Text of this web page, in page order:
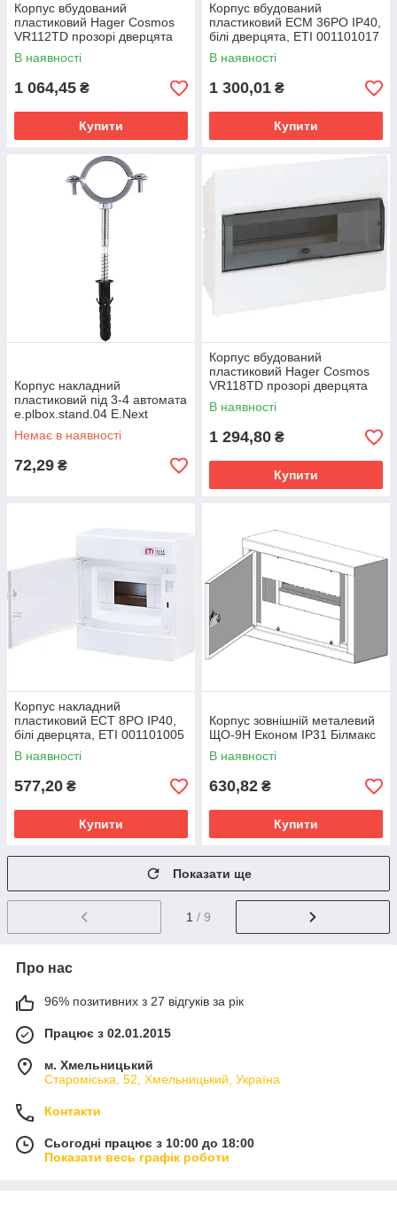
Корпус вбудований
пластиковий Hager Cosmos
VR112TD прозорі дверцята
В наявності
1 064,45 ₴
Купити
Корпус вбудований
пластиковий ECM 36PО IP40,
білі дверцята, ETI 001101017
В наявності
1 300,01 ₴
Купити
Корпус накладний
пластиковий під 3-4 автомата
e.plbox.stand.04 E.Next
CSU1034
Немає в наявності
72,29 ₴
Корпус вбудований
пластиковий Hager Cosmos
VR118TD прозорі дверцята
В наявності
1 294,80 ₴
Купити
Корпус накладний
пластиковий ECT 8PO IP40,
білі дверцята, ETI 001101005
В наявності
577,20 ₴
Купити
Корпус зовнішній металевий
ЩО-9Н Економ IP31 Білмакс
В наявності
630,82 ₴
Купити
Показати ще
1 / 9
Про нас
96% позитивних з 27 відгуків за рік
Працює з 02.01.2015
м. Хмельницький
Староміська, 52, Хмельницький, Україна
Контакти
Сьогодні працює з 10:00 до 18:00
Показати весь графік роботи